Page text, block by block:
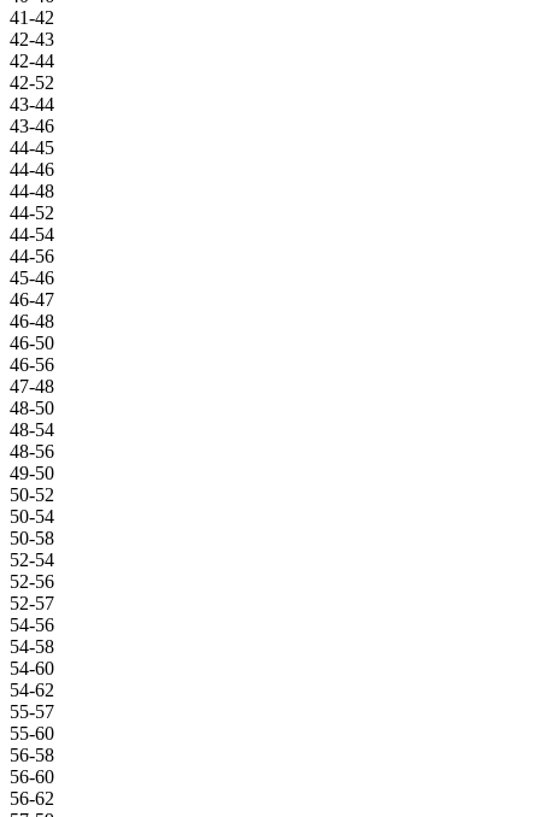
41-42
42-43
42-44
42-52
43-44
43-46
44-45
44-46
44-48
44-52
44-54
44-56
45-46
46-47
46-48
46-50
46-56
47-48
48-50
48-54
48-56
49-50
50-52
50-54
50-58
52-54
52-56
52-57
54-56
54-58
54-60
54-62
55-57
55-60
56-58
56-60
56-62